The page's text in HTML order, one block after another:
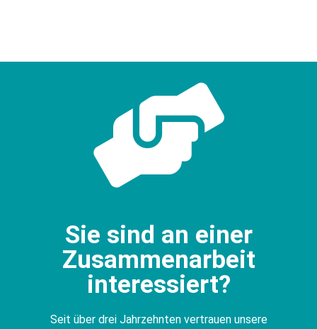
Sie sind an einer
Zusammenarbeit
interessiert?​
Seit über drei Jahrzehnten vertrauen unsere